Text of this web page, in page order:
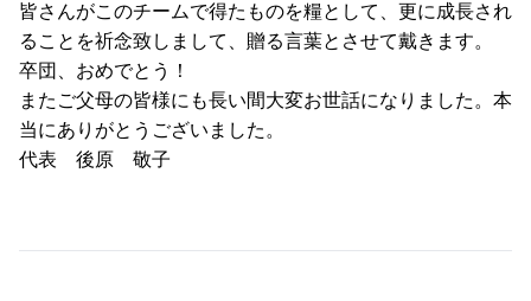
皆さんがこのチームで得たものを糧として、更に成長され
ることを祈念致しまして、贈る言葉とさせて戴きます。
卒団、おめでとう！
またご父母の皆様にも長い間大変お世話になりました。本
当にありがとうございました。
代表 後原 敬子